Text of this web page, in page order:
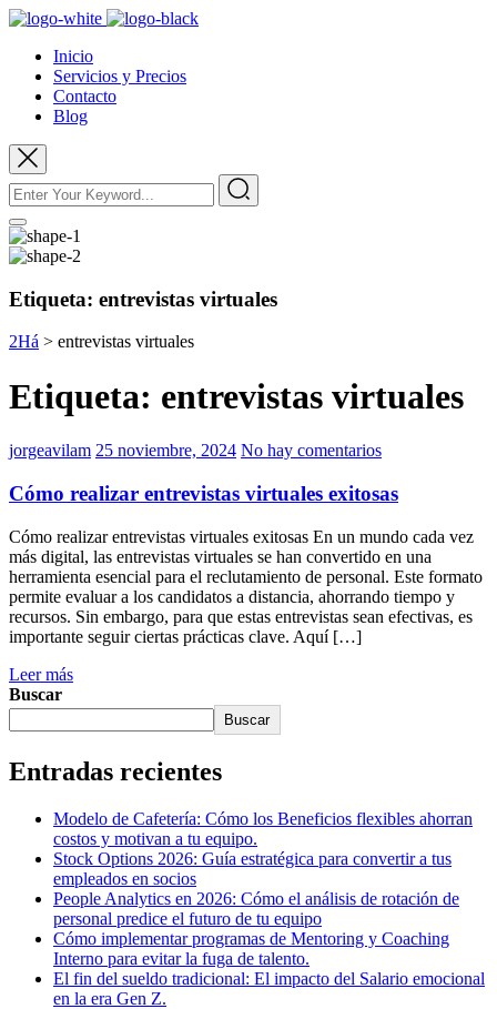
Inicio
Servicios y Precios
Contacto
Blog
Etiqueta: entrevistas virtuales
2Há > entrevistas virtuales
Etiqueta: entrevistas virtuales
jorgeavilam 25 noviembre, 2024 No hay comentarios
Cómo realizar entrevistas virtuales exitosas
Cómo realizar entrevistas virtuales exitosas En un mundo cada vez
más digital, las entrevistas virtuales se han convertido en una
herramienta esencial para el reclutamiento de personal. Este formato
permite evaluar a los candidatos a distancia, ahorrando tiempo y
recursos. Sin embargo, para que estas entrevistas sean efectivas, es
importante seguir ciertas prácticas clave. Aquí […]
Leer más
Buscar
Buscar
Entradas recientes
Modelo de Cafetería: Cómo los Beneficios flexibles ahorran
costos y motivan a tu equipo.
Stock Options 2026: Guía estratégica para convertir a tus
empleados en socios
People Analytics en 2026: Cómo el análisis de rotación de
personal predice el futuro de tu equipo
Cómo implementar programas de Mentoring y Coaching
Interno para evitar la fuga de talento.
El fin del sueldo tradicional: El impacto del Salario emocional
en la era Gen Z.